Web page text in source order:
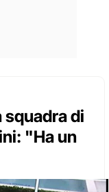
di
"Ha un